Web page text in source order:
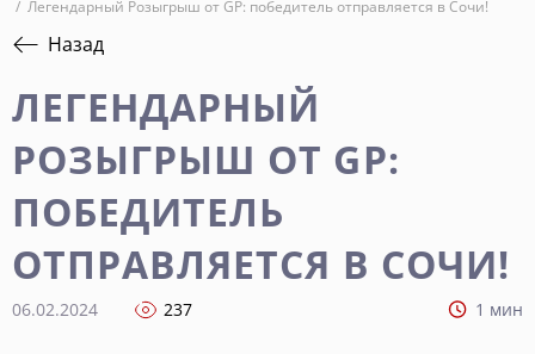
/ Легендарный Розыгрыш от GP: победитель отправляется в Сочи!
Назад
ЛЕГЕНДАРНЫЙ
РОЗЫГРЫШ ОТ GP:
ПОБЕДИТЕЛЬ
ОТПРАВЛЯЕТСЯ В СОЧИ!
06.02.2024 237 1 мин